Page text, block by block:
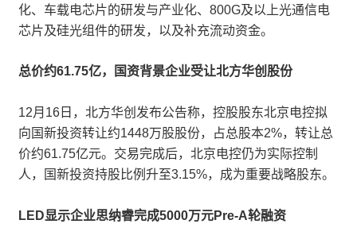
化、车载电芯片的研发与产业化、800G及以上光通信电
芯片及硅光组件的研发，以及补充流动资金。
总价约61.75亿，国资背景企业受让北方华创股份
12月16日，北方华创发布公告称，控股股东北京电控拟
向国新投资转让约1448万股股份，占总股本2%，转让总
价约61.75亿元。交易完成后，北京电控仍为实际控制
人，国新投资持股比例升至3.15%，成为重要战略股东。
LED显示企业思纳睿完成5000万元Pre-A轮融资